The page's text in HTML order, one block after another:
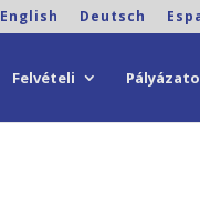
English Deutsch
Felvételi